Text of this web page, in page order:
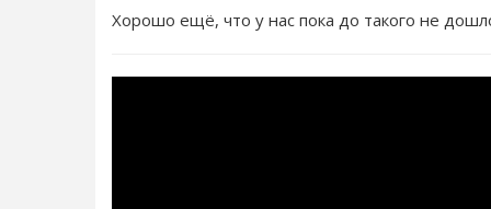
Хорошо ещё, что у нас пока до такого не